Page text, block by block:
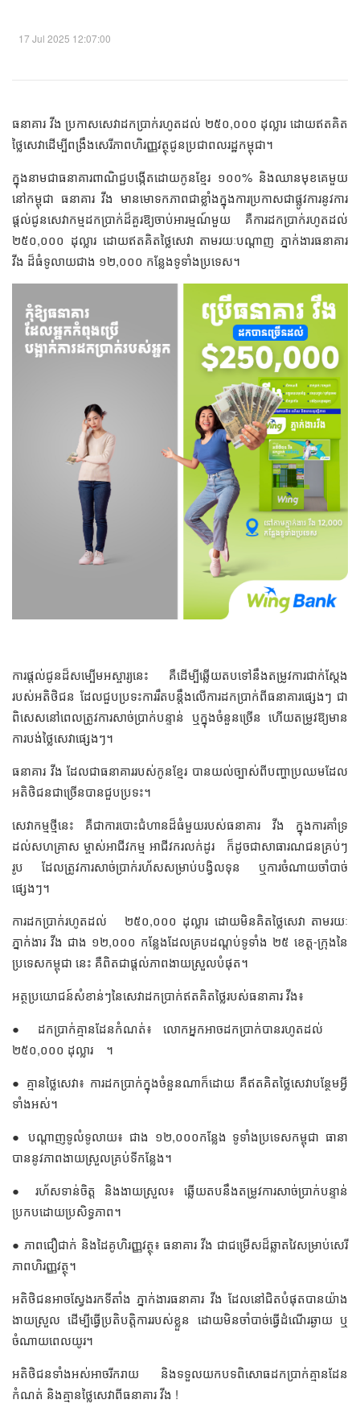
17 Jul 2025 12:07:00
ធនាគារ វីង ប្រកាសសេវាដកប្រាក់រហូតដល់ ២៥០,០០០ ដុល្លារ ដោយឥតគិត
ថ្លៃសេវាដើម្បីពង្រឹងសេរីភាពហិរញ្ញវត្ថុជូនប្រជាពលរដ្ឋកម្ពុជា។
ក្នុងនាមជាធនាគារពាណិជ្ជបង្កើតដោយកូនខ្មែរ ១០០% និងឈានមុខគេមួយ
នៅកម្ពុជា ធនាគារ វីង មានមោទកភាពជាខ្លាំងក្នុងការប្រកាសជាផ្លូវការនូវការ
ផ្តល់ជូនសេវាកម្មដកប្រាក់ដ៏គួរឱ្យចាប់អារម្មណ៍មួយ គឺការដកប្រាក់រហូតដល់
២៥០,០០០ ដុល្លារ ដោយឥតគិតថ្លៃសេវា តាមរយៈបណ្តាញ ភ្នាក់ងារធនាគារ
វីង ដ៏ធំទូលាយជាង ១២,០០០ កន្លែងទូទាំងប្រទេស។
ការផ្ដល់ជូនដ៏សម្បើមអស្ចារ្យនេះ គឺដើម្បីឆ្លើយតបទៅនឹងតម្រូវការជាក់ស្តែង
របស់អតិថិជន ដែលជួបប្រទះការរឹតបន្តឹងលើការដកប្រាក់ពីធនាគារផ្សេងៗ ជា
ពិសេសនៅពេលត្រូវការសាច់ប្រាក់បន្ទាន់ ឬក្នុងចំនួនច្រើន ហើយតម្រូវឱ្យមាន
ការបង់ថ្លៃសេវាផ្សេងៗ។
ធនាគារ វីង ដែលជាធនាគាររបស់កូនខ្មែរ បានយល់ច្បាស់ពីបញ្ហាប្រឈមដែល
អតិថិជនជាច្រើនបានជួបប្រទះ។
សេវាកម្មថ្មីនេះ គឺជាការបោះជំហានដ៏ធំមួយរបស់ធនាគារ វីង ក្នុងការគាំទ្រ
ដល់សហគ្រាស ម្ចាស់អាជីវកម្ម អាជីវករលក់ដូរ ក៏ដូចជាសាធារណជនគ្រប់ៗ
រូប ដែលត្រូវការសាច់ប្រាក់រហ័សសម្រាប់បង្វិលទុន ឬការចំណាយចាំបាច់
ផ្សេងៗ។
ការដកប្រាក់រហូតដល់ ២៥០,០០០ ដុល្លារ ដោយមិនគិតថ្លៃសេវា តាមរយៈ
ភ្នាក់ងារ វីង ជាង ១២,០០០ កន្លែងដែលគ្របដណ្តប់ទូទាំង ២៥ ខេត្ត-ក្រុងនៃ
ប្រទេសកម្ពុជា នេះ គឺពិតជាផ្តល់ភាពងាយស្រួលបំផុត។
អត្ថប្រយោជន៍សំខាន់ៗនៃសេវាដកប្រាក់ឥតគិតថ្លៃរបស់ធនាគារ វីង៖
● ដកប្រាក់គ្មានដែនកំណត់៖ លោកអ្នកអាចដកប្រាក់បានរហូតដល់
២៥០,០០០ ដុល្លារ ។
● គ្មានថ្លៃសេវា៖ ការដកប្រាក់ក្នុងចំនួនណាក៏ដោយ គឺឥតគិតថ្លៃសេវាបន្ថែមអ្វី
ទាំងអស់។
● បណ្តាញទូលំទូលាយ៖ ជាង ១២,០០០កន្លែង ទូទាំងប្រទេសកម្ពុជា ធានា
បាននូវភាពងាយស្រួលគ្រប់ទីកន្លែង។
● រហ័សទាន់ចិត្ត និងងាយស្រួល៖ ឆ្លើយតបនឹងតម្រូវការសាច់ប្រាក់បន្ទាន់
ប្រកបដោយប្រសិទ្ធភាព។
● ភាពជឿជាក់ និងដៃគូហិរញ្ញវត្ថុ៖ ធនាគារ វីង ជាជម្រើសដ៏ឆ្លាតវៃសម្រាប់សេរី
ភាពហិរញ្ញវត្ថុ។
អតិថិជនអាចស្វែងរកទីតាំង ភ្នាក់ងារធនាគារ វីង ដែលនៅជិតបំផុតបានយ៉ាង
ងាយស្រួល ដើម្បីធ្វើប្រតិបត្តិការរបស់ខ្លួន ដោយមិនចាំបាច់ធ្វើដំណើរឆ្ងាយ ឬ
ចំណាយពេលយូរ។
អតិថិជនទាំងអស់អាចរីករាយ និងទទួលយកបទពិសោធដកប្រាក់គ្មានដែន
កំណត់ និងគ្មានថ្លៃសេវាពីធនាគារ វីង !